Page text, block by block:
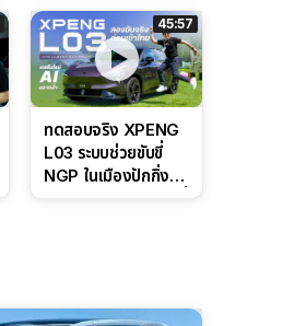
ดุดันสไตล์ครอบครัว
สายลุย
45:57
ทดสอบจริง XPENG
L03 ระบบช่วยขับขี่
NGP ในเมืองปักกิ่ง